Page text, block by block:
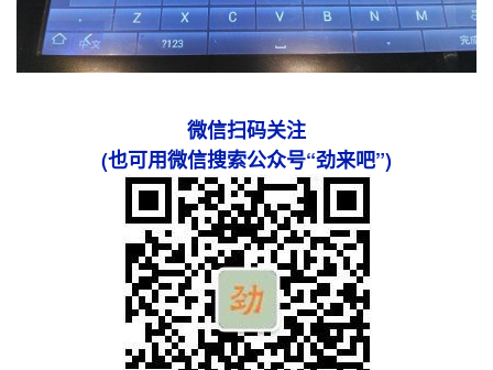
微信扫码关注
(也可用微信搜索公众号“劲来吧”)